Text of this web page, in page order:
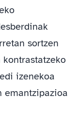
sortzen
izenekoa
emantzipazioa